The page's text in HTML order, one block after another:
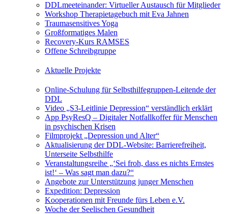
DDLmeeteinander: Virtueller Austausch für Mitglieder
Workshop Therapietagebuch mit Eva Jahnen
Traumasensitives Yoga
Großformatiges Malen
Recovery-Kurs RAMSES
Offene Schreibgruppe
Aktuelle Projekte
Online-Schulung für Selbsthilfegruppen-Leitende der
DDL
Video „S3-Leitlinie Depression“ verständlich erklärt
App PsyResQ – Digitaler Notfallkoffer für Menschen
in psychischen Krisen
Filmprojekt „Depression und Alter“
Aktualisierung der DDL-Website: Barrierefreiheit,
Unterseite Selbsthilfe
Veranstaltungsreihe „‘Sei froh, dass es nichts Ernstes
ist!‘ – Was sagt man dazu?“
Angebote zur Unterstützung junger Menschen
Expedition: Depression
Kooperationen mit Freunde fürs Leben e.V.
Woche der Seelischen Gesundheit